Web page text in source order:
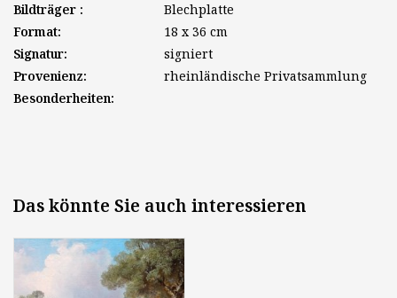
Bildträger :
Blechplatte
Format:
18 x 36 cm
Signatur:
signiert
Provenienz:
rheinländische Privatsammlung
Besonderheiten:
Das könnte Sie auch interessieren